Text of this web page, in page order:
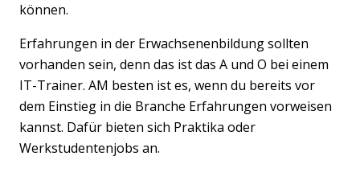
können.
Erfahrungen in der Erwachsenenbildung sollten
vorhanden sein, denn das ist das A und O bei einem
IT-Trainer. AM besten ist es, wenn du bereits vor
dem Einstieg in die Branche Erfahrungen vorweisen
kannst. Dafür bieten sich Praktika oder
Werkstudentenjobs an.